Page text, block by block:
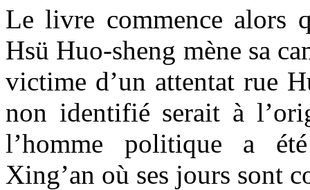
Le livre commence alors
Hsü Huo-sheng mène sa
victime d’un attentat rue
non identifié serait à
l’homme politique a
Xing’an où ses jours sont